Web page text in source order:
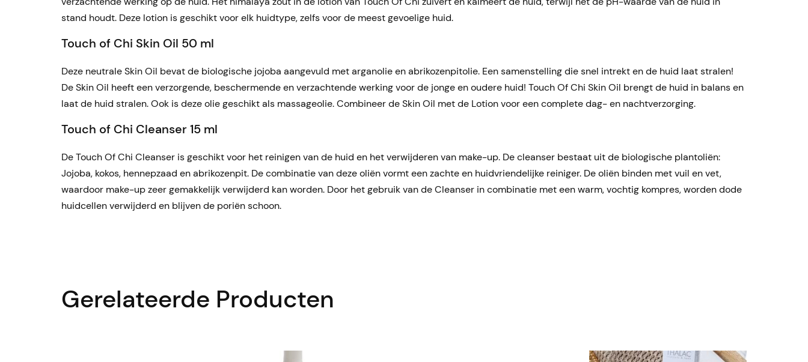
stand houdt. Deze lotion is geschikt voor elk huidtype, zelfs voor de meest gevoelige huid.
Touch of Chi Skin Oil 50 ml
Deze neutrale Skin Oil bevat de biologische jojoba aangevuld met arganolie en abrikozenpitolie. Een samenstelling die snel intrekt en de huid laat stralen!
De Skin Oil heeft een verzorgende, beschermende en verzachtende werking voor de jonge en oudere huid! Touch Of Chi Skin Oil brengt de huid in balans en
laat de huid stralen. Ook is deze olie geschikt als massageolie. Combineer de Skin Oil met de Lotion voor een complete dag- en nachtverzorging.
Touch of Chi Cleanser 15 ml
De Touch Of Chi Cleanser is geschikt voor het reinigen van de huid en het verwijderen van make-up. De cleanser bestaat uit de biologische plantoliën:
Jojoba, kokos, hennepzaad en abrikozenpit. De combinatie van deze oliën vormt een zachte en huidvriendelijke reiniger. De oliën binden met vuil en vet,
waardoor make-up zeer gemakkelijk verwijderd kan worden. Door het gebruik van de Cleanser in combinatie met een warm, vochtig kompres, worden dode
huidcellen verwijderd en blijven de poriën schoon.
Gerelateerde Producten